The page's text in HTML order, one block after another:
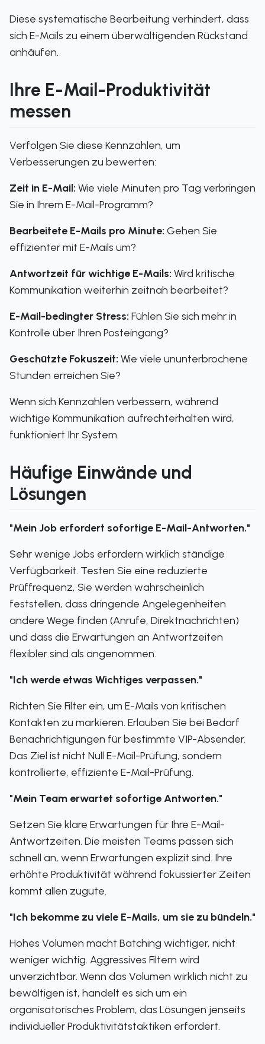
Diese systematische Bearbeitung verhindert, dass
sich E-Mails zu einem überwältigenden Rückstand
anhäufen.
Ihre E-Mail-Produktivität
messen
Verfolgen Sie diese Kennzahlen, um
Verbesserungen zu bewerten:
Zeit in E-Mail: Wie viele Minuten pro Tag verbringen
Sie in Ihrem E-Mail-Programm?
Bearbeitete E-Mails pro Minute: Gehen Sie
effizienter mit E-Mails um?
Antwortzeit für wichtige E-Mails: Wird kritische
Kommunikation weiterhin zeitnah bearbeitet?
E-Mail-bedingter Stress: Fühlen Sie sich mehr in
Kontrolle über Ihren Posteingang?
Geschützte Fokuszeit: Wie viele ununterbrochene
Stunden erreichen Sie?
Wenn sich Kennzahlen verbessern, während
wichtige Kommunikation aufrechterhalten wird,
funktioniert Ihr System.
Häufige Einwände und
Lösungen
"Mein Job erfordert sofortige E-Mail-Antworten."
Sehr wenige Jobs erfordern wirklich ständige
Verfügbarkeit. Testen Sie eine reduzierte
Prüffrequenz, Sie werden wahrscheinlich
feststellen, dass dringende Angelegenheiten
andere Wege finden (Anrufe, Direktnachrichten)
und dass die Erwartungen an Antwortzeiten
flexibler sind als angenommen.
"Ich werde etwas Wichtiges verpassen."
Richten Sie Filter ein, um E-Mails von kritischen
Kontakten zu markieren. Erlauben Sie bei Bedarf
Benachrichtigungen für bestimmte VIP-Absender.
Das Ziel ist nicht Null E-Mail-Prüfung, sondern
kontrollierte, effiziente E-Mail-Prüfung.
"Mein Team erwartet sofortige Antworten."
Setzen Sie klare Erwartungen für Ihre E-Mail-
Antwortzeiten. Die meisten Teams passen sich
schnell an, wenn Erwartungen explizit sind. Ihre
erhöhte Produktivität während fokussierter Zeiten
kommt allen zugute.
"Ich bekomme zu viele E-Mails, um sie zu bündeln."
Hohes Volumen macht Batching wichtiger, nicht
weniger wichtig. Aggressives Filtern wird
unverzichtbar. Wenn das Volumen wirklich nicht zu
bewältigen ist, handelt es sich um ein
organisatorisches Problem, das Lösungen jenseits
individueller Produktivitätstaktiken erfordert.